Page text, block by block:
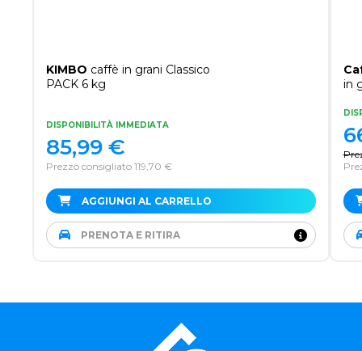
KIMBO caffè in grani Classico
PACK 6 kg
DISPONIBILITÀ IMMEDIATA
Prezzo consigliato 119,70 €
85,99 €
AGGIUNGI AL CARRELLO
PRENOTA E RITIRA
in